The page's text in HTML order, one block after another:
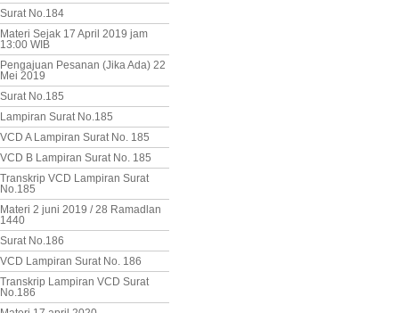
Surat No.184
Materi Sejak 17 April 2019 jam
13:00 WIB
Pengajuan Pesanan (Jika Ada) 22
Mei 2019
Surat No.185
Lampiran Surat No.185
VCD A Lampiran Surat No. 185
VCD B Lampiran Surat No. 185
Transkrip VCD Lampiran Surat
No.185
Materi 2 juni 2019 / 28 Ramadlan
1440
Surat No.186
VCD Lampiran Surat No. 186
Transkrip Lampiran VCD Surat
No.186